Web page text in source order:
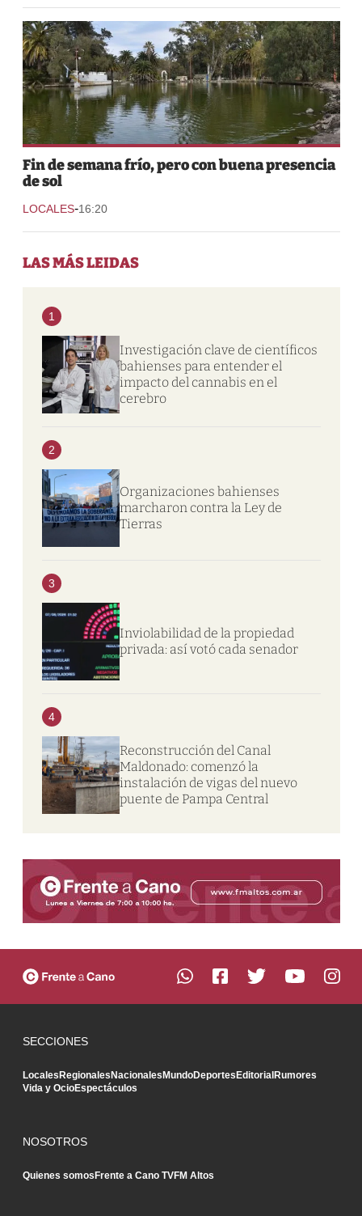
Fin de semana frío, pero con buena presencia
de sol
LOCALES-16:20
LAS MÁS LEIDAS
1
Investigación clave de científicos
bahienses para entender el
impacto del cannabis en el
cerebro
2
Organizaciones bahienses
marcharon contra la Ley de
Tierras
3
Inviolabilidad de la propiedad
privada: así votó cada senador
4
Reconstrucción del Canal
Maldonado: comenzó la
instalación de vigas del nuevo
puente de Pampa Central
SECCIONES
LocalesRegionalesNacionalesMundoDeportesEditorialRumores
Vida y OcioEspectáculos
NOSOTROS
Quienes somosFrente a Cano TVFM Altos